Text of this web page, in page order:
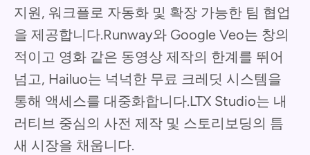
지원, 워크플로 자동화 및 확장 가능한 팀 협업
을 제공합니다.Runway와 Google Veo는 창의
적이고 영화 같은 동영상 제작의 한계를 뛰어
넘고, Hailuo는 넉넉한 무료 크레딧 시스템을
통해 액세스를 대중화합니다.LTX Studio는 내
러티브 중심의 사전 제작 및 스토리보딩의 틈
새 시장을 채웁니다.